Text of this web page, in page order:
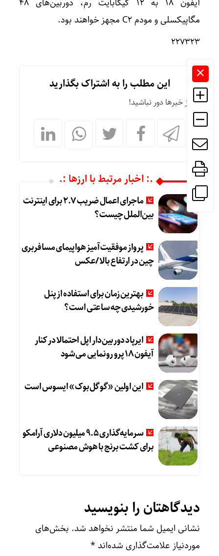
مگاپیکسلی و مودم C۲ مجهز خواهند بود.
۲۲۷۳۲۳
این مطلب را به اشتراک بگذارید
از خبرها دور نباشید!
.: اخبار مرتبط با ارزها :.
ماجرای اعمال ضریب ۲.۷ برای اینترنت
بین‌الملل چیست؟
پرواز موفقیت‌آمیز هواپیمای مسافربری
چین در ارتفاع بالا /عکس
بهترین زمان برای استفاده از پنل
خورشیدی چه ساعتی است؟
ایرپاد دوربین‌دار اپل احتمالا در کنار
آیفون ۱۸ پرو رونمایی می‌شود
این اولین «گوگل‌بوک» ایسوس است
سرمایه‌گذاری ۹.۵ میلیون دلاری آرامکو
برای کشت برنج با هوش مصنوعی
دیدگاهتان را بنویسید
نشانی ایمیل شما منتشر نخواهد شد. بخش‌های
موردنیاز علامت‌گذاری شده‌اند *